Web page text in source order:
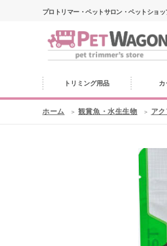
プロトリマー・ペットサロン・ペットショ
トリミング用品 カ
ホーム 観賞魚・水生生物 ア